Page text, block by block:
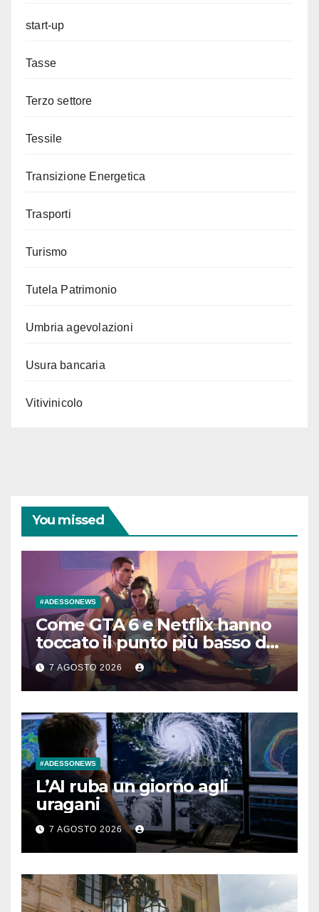
start-up
Tasse
Terzo settore
Tessile
Transizione Energetica
Trasporti
Turismo
Tutela Patrimonio
Umbria agevolazioni
Usura bancaria
Vitivinicolo
You missed
#ADESSONEWS
Come GTA 6 e Netflix hanno
toccato il punto più basso del
mercato
7 AGOSTO 2026
#ADESSONEWS
L’AI ruba un giorno agli
uragani
7 AGOSTO 2026